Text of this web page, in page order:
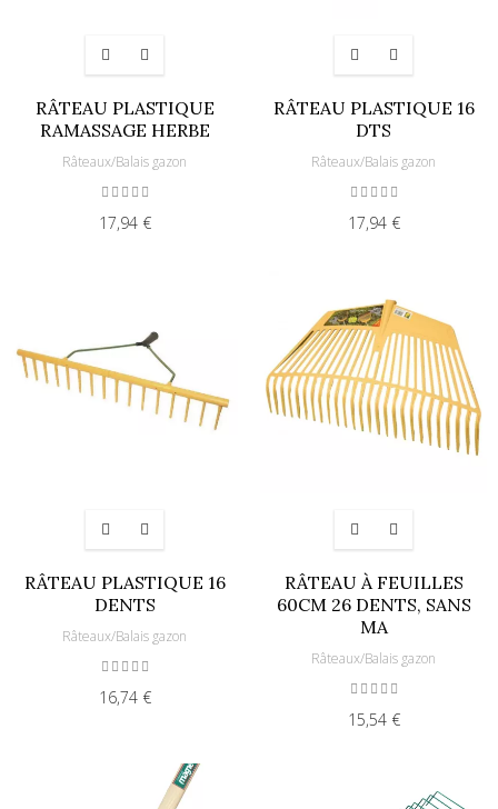
RÂTEAU PLASTIQUE
RAMASSAGE HERBE
Râteaux/Balais gazon
17,94 €
RÂTEAU PLASTIQUE 16
DTS
Râteaux/Balais gazon
17,94 €
RÂTEAU PLASTIQUE 16
DENTS
Râteaux/Balais gazon
16,74 €
RÂTEAU À FEUILLES
60CM 26 DENTS, SANS
MA
Râteaux/Balais gazon
15,54 €